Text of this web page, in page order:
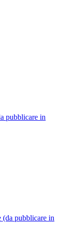
pubblicare in
(da pubblicare in